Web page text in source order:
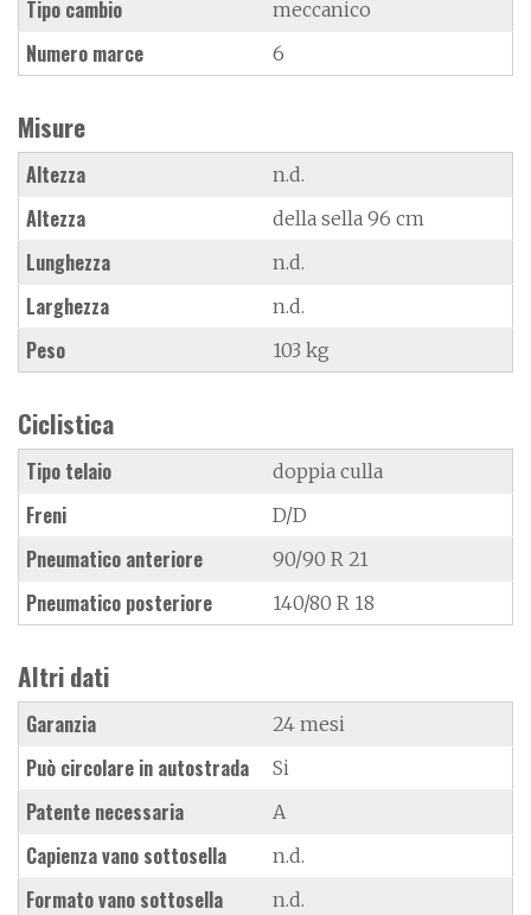
Tipo cambio meccanico
Numero marce 6
Misure
Altezza n.d.
Altezza della sella 96 cm
Lunghezza n.d.
Larghezza n.d.
Peso 103 kg
Ciclistica
Tipo telaio doppia culla
Freni D/D
Pneumatico anteriore 90/90 R 21
Pneumatico posteriore 140/80 R 18
Altri dati
Garanzia 24 mesi
Può circolare in autostrada Si
Patente necessaria A
Capienza vano sottosella n.d.
Formato vano sottosella n.d.